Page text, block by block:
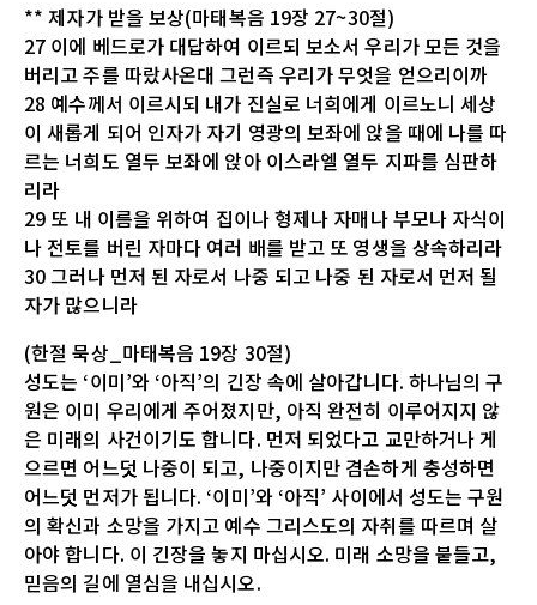
** 제자가 받을 보상(마태복음 19장 27~30절)
27 이에 베드로가 대답하여 이르되 보소서 우리가 모든 것을
버리고 주를 따랐사온대 그런즉 우리가 무엇을 얻으리이까
28 예수께서 이르시되 내가 진실로 너희에게 이르노니 세상
이 새롭게 되어 인자가 자기 영광의 보좌에 앉을 때에 나를 따
르는 너희도 열두 보좌에 앉아 이스라엘 열두 지파를 심판하
리라
29 또 내 이름을 위하여 집이나 형제나 자매나 부모나 자식이
나 전토를 버린 자마다 여러 배를 받고 또 영생을 상속하리라
30 그러나 먼저 된 자로서 나중 되고 나중 된 자로서 먼저 될
자가 많으니라
(한절 묵상_마태복음 19장 30절)
성도는 ‘이미’와 ‘아직’의 긴장 속에 살아갑니다. 하나님의 구
원은 이미 우리에게 주어졌지만, 아직 완전히 이루어지지 않
은 미래의 사건이기도 합니다. 먼저 되었다고 교만하거나 게
으르면 어느덧 나중이 되고, 나중이지만 겸손하게 충성하면
어느덧 먼저가 됩니다. ‘이미’와 ‘아직’ 사이에서 성도는 구원
의 확신과 소망을 가지고 예수 그리스도의 자취를 따르며 살
아야 합니다. 이 긴장을 놓지 마십시오. 미래 소망을 붙들고,
믿음의 길에 열심을 내십시오.